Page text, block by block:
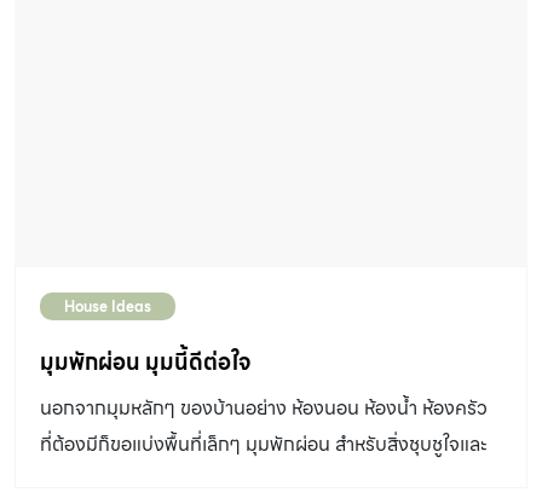
House Ideas
มุมพักผ่อน มุมนี้ดีต่อใจ
นอกจากมุมหลักๆ ของบ้านอย่าง ห้องนอน ห้องน้ำ ห้องครัว
ที่ต้องมีก็ขอแบ่งพื้นที่เล็กๆ มุมพักผ่อน สำหรับสิ่งชุบชูใจและ